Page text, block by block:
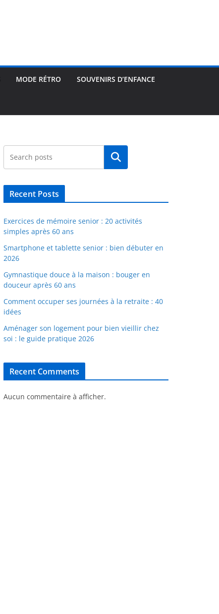
MODE RÉTRO SOUVENIRS D’ENFANCE
Rechercher
Recent Posts
Exercices de mémoire senior : 20 activités
simples après 60 ans
Smartphone et tablette senior : bien débuter en
2026
Gymnastique douce à la maison : bouger en
douceur après 60 ans
Comment occuper ses journées à la retraite : 40
idées
Aménager son logement pour bien vieillir chez
soi : le guide pratique 2026
Recent Comments
Aucun commentaire à afficher.